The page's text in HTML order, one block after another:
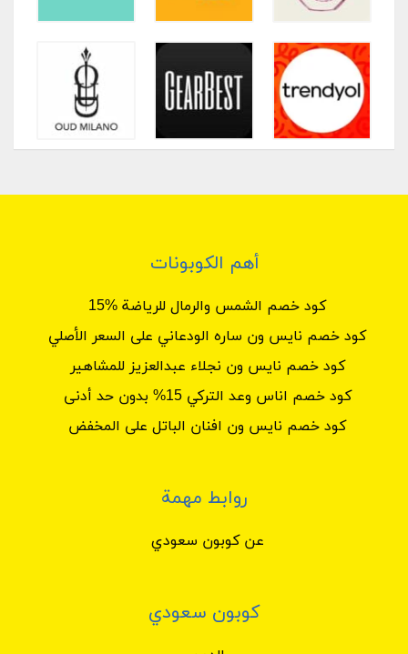
أهم الكوبونات
كود خصم الشمس والرمال للرياضة %15
كود خصم نايس ون ساره الودعاني على السعر الأصلي
كود خصم نايس ون نجلاء عبدالعزيز للمشاهير
كود خصم اناس وعد التركي 15% بدون حد أدنى
كود خصم نايس ون افنان الباتل على المخفض
روابط مهمة
عن كوبون سعودي
كوبون سعودي